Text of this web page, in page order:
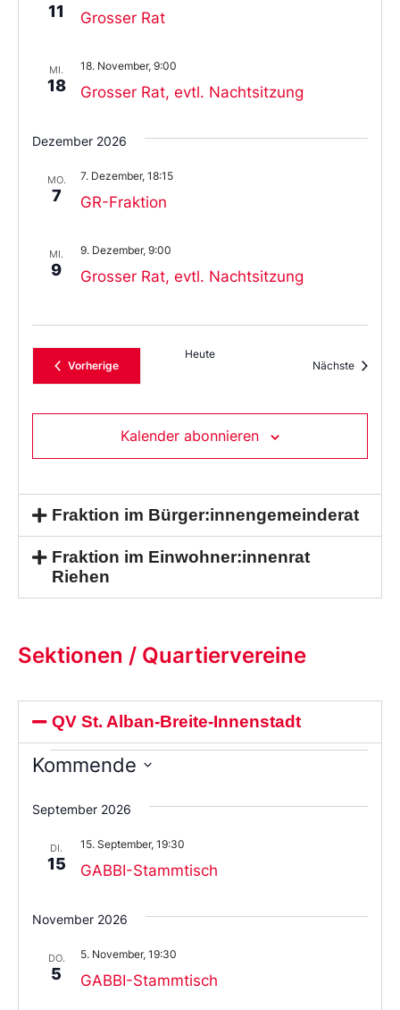
11 Grosser Rat
MI.
18 Grosser Rat, evtl. Nachtsitzung
18. November, 9:00
Dezember 2026
MO.
7 GR-Fraktion
7. Dezember, 18:15
MI.
9 Grosser Rat, evtl. Nachtsitzung
9. Dezember, 9:00
VorherigeVeranstaltungen
Heute
Nächste
Kalender abonnieren
Fraktion im Bürger:innengemeinderat
Fraktion im Einwohner:innenrat
Riehen
Sektionen / Quartiervereine
QV St. Alban-Breite-Innenstadt
Kommende
Sie
das
aus.
September 2026
DI.
15 GABBI-Stammtisch
15. September, 19:30
November 2026
DO.
5 GABBI-Stammtisch
5. November, 19:30